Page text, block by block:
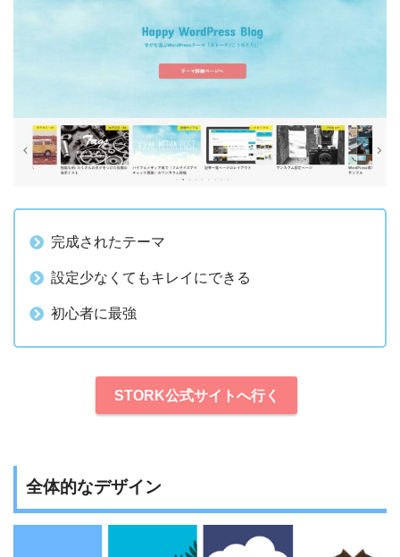
完成されたテーマ
設定少なくてもキレイにできる
初心者に最強
STORK公式サイトへ行く
全体的なデザイン